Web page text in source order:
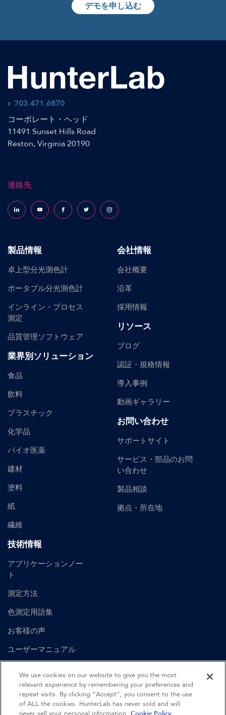
デモを申し込む
703.471.6870
コーポレート・ヘッド
11491 Sunset Hills Road
Reston, Virginia 20190
連絡先
Follow us on LinkedInFollow us on YouTubeFollow us on Facebook
Follow us on X (formerly Twitter)
Follow us on Instagram
製品情報
卓上型分光測色計
ポータブル分光測色計
インライン・プロセス
測定
品質管理ソフトウェア
業界別ソリューション
食品
飲料
プラスチック
化学品
バイオ医薬
建材
塗料
紙
繊維
技術情報
アプリケーションノー
ト
測定方法
色測定用語集
お客様の声
ユーザーマニュアル
会社情報
会社概要
沿革
採用情報
リソース
ブログ
認証・規格情報
導入事例
動画ギャラリー
お問い合わせ
サポートサイト
サービス・部品のお問
い合わせ
製品相談
拠点・所在地
English Spanish British English German
©2026Hunter Associates Laboratory, Inc.
We use cookies on our website to give you the most
relevant experience by remembering your preferences and
repeat visits. By clicking “Accept”, you consent to the use
of ALL the cookies. HunterLab has never sold and will